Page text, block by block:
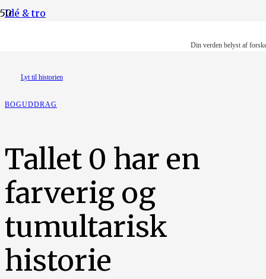
Din verden belyst af
Idé & tro
Illustration: Gita Emilie Sitanala Andersen
Lyt til historien
BOGUDDRAG
Tallet 0 har en
farverig og
tumultarisk
historie